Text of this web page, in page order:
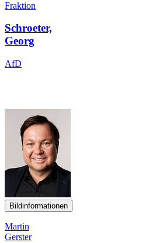
Fraktion
Schroeter,
Georg
AfD
Bildinformationen
Martin
Gerster